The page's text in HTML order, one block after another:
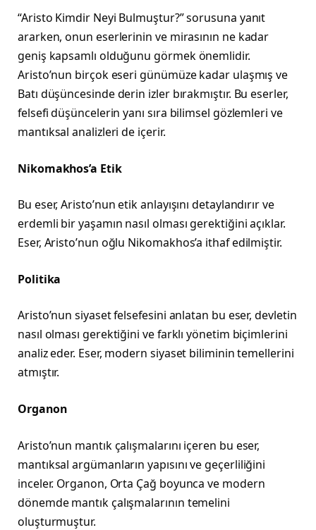
“Aristo Kimdir Neyi Bulmuştur?” sorusuna yanıt
ararken, onun eserlerinin ve mirasının ne kadar
geniş kapsamlı olduğunu görmek önemlidir.
Aristo’nun birçok eseri günümüze kadar ulaşmış ve
Batı düşüncesinde derin izler bırakmıştır. Bu eserler,
felsefi düşüncelerin yanı sıra bilimsel gözlemleri ve
mantıksal analizleri de içerir.
Nikomakhos’a Etik
Bu eser, Aristo’nun etik anlayışını detaylandırır ve
erdemli bir yaşamın nasıl olması gerektiğini açıklar.
Eser, Aristo’nun oğlu Nikomakhos’a ithaf edilmiştir.
Politika
Aristo’nun siyaset felsefesini anlatan bu eser, devletin
nasıl olması gerektiğini ve farklı yönetim biçimlerini
analiz eder. Eser, modern siyaset biliminin temellerini
atmıştır.
Organon
Aristo’nun mantık çalışmalarını içeren bu eser,
mantıksal argümanların yapısını ve geçerliliğini
inceler. Organon, Orta Çağ boyunca ve modern
dönemde mantık çalışmalarının temelini
oluşturmuştur.